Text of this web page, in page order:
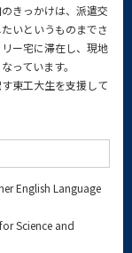
きっかけは、派遣交
いというものまでさ
ー宅に滞在し、現地
っています。
東工大生を支援して
English Language
Science and